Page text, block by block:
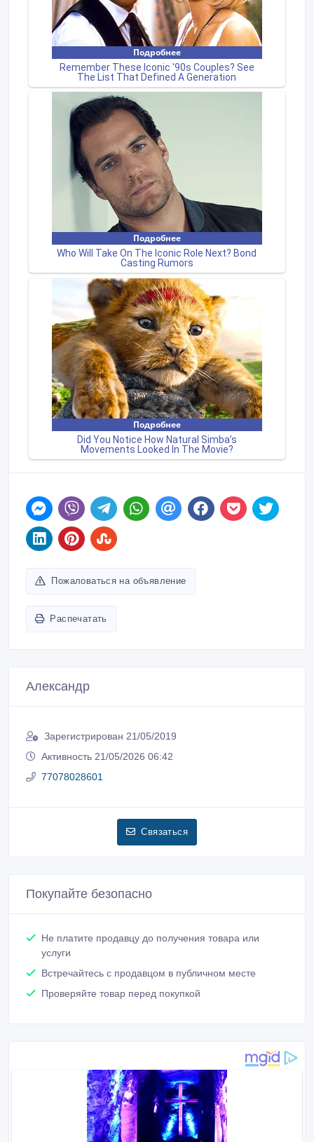
Пожаловаться на объявление
Распечатать
Александр
Зарегистрирован 21/05/2019
Активность 21/05/2026 06:42
77078028601
Связаться
Покупайте безопасно
Не платите продавцу до получения товара или
услуги
Встречайтесь с продавцом в публичном месте
Проверяйте товар перед покупкой